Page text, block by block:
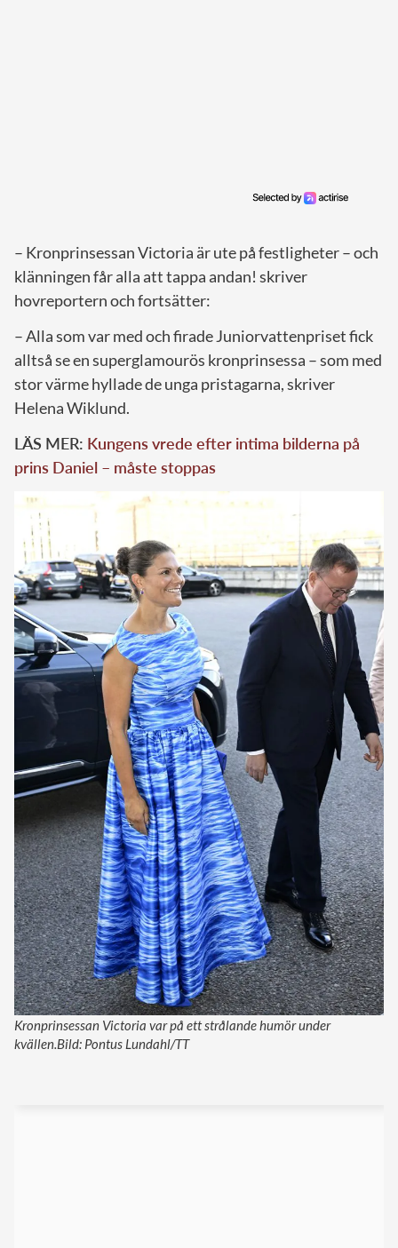
– Kronprinsessan Victoria är ute på festligheter – och
klänningen får alla att tappa andan! skriver
hovreportern och fortsätter:
– Alla som var med och firade Juniorvattenpriset fick
alltså se en superglamourös kronprinsessa – som med
stor värme hyllade de unga pristagarna, skriver
Helena Wiklund.
LÄS MER: Kungens vrede efter intima bilderna på
prins Daniel – måste stoppas
Kronprinsessan Victoria var på ett strålande humör under
kvällen.Bild: Pontus Lundahl/TT